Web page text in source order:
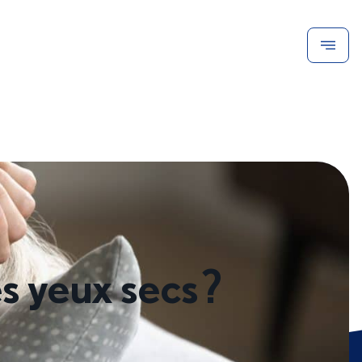
yeux secs ?